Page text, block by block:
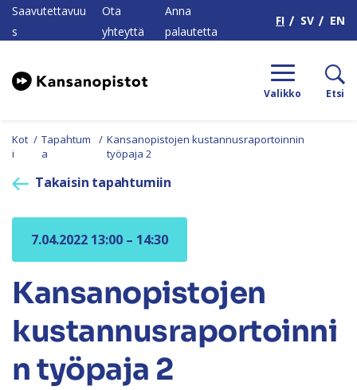
Saavutettavuu
s
Ota
yhteyttä
Anna
palautetta
FI SV EN
Valikko Etsi
Kot
i
/ Tapahtum
a
/ Kansanopistojen kustannusraportoinnin
työpaja 2
Takaisin tapahtumiin
7.04.2022 13:00 – 14:30
Kansanopistojen
kustannusraportoinni
n työpaja 2